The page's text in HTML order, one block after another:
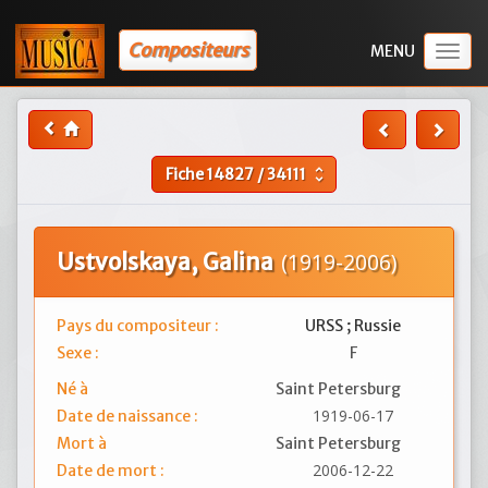
Compositeurs
Fiche14827/34111 unfold_more
Ustvolskaya, Galina (1919-2006)
Pays du compositeur :
URSS ; Russie
Sexe :
F
Né à
Saint Petersburg
Date de naissance :
1919-06-17
Mort à
Saint Petersburg
Date de mort :
2006-12-22